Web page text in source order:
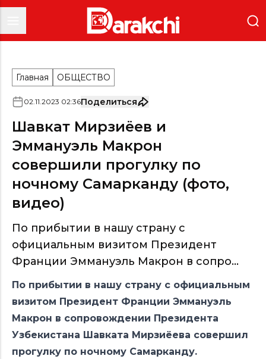
Главная ОБЩЕСТВО
02.11.2023 02:36Поделиться
Шавкат Мирзиёев и
Эммануэль Макрон
совершили прогулку по
ночному Самарканду (фото,
видео)
По прибытии в нашу страну с
официальным визитом Президент
Франции Эммануэль Макрон в сопро...
По прибытии в нашу страну с официальным
визитом Президент Франции Эммануэль
Макрон в сопровождении Президента
Узбекистана Шавката Мирзиёева совершил
прогулку по ночному Самарканду.